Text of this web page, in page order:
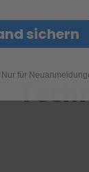
sichern
für